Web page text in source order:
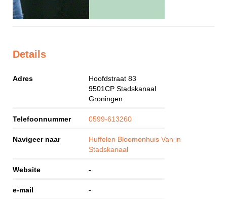
Details
Adres
Hoofdstraat 83
9501CP Stadskanaal
Groningen
Telefoonnummer 0599-613260
Navigeer naar
Huffelen Bloemenhuis Van in
Stadskanaal
Website -
e-mail -